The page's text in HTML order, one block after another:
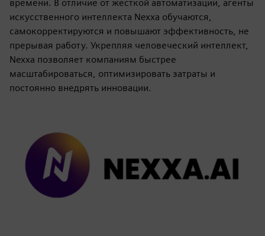
времени. В отличие от жесткой автоматизации, агенты
искусственного интеллекта Nexxa обучаются,
самокорректируются и повышают эффективность, не
прерывая работу. Укрепляя человеческий интеллект,
Nexxa позволяет компаниям быстрее
масштабироваться, оптимизировать затраты и
постоянно внедрять инновации.